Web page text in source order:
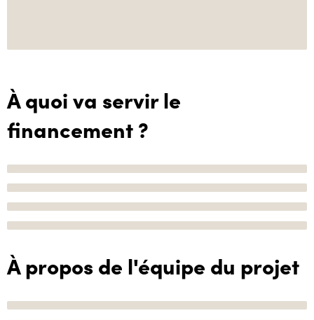
À quoi va servir le
financement ?
À propos de l'équipe du projet